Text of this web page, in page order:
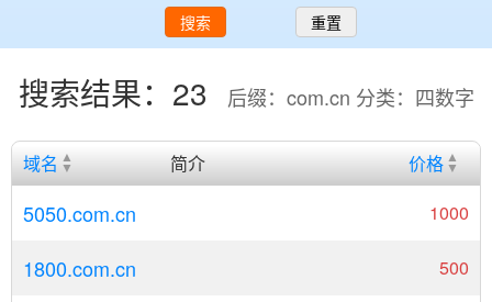
搜索 重置
搜索结果：23 后缀：com.cn 分类：四数字
域名 简介 价格
5050.com.cn 1000
1800.com.cn 500